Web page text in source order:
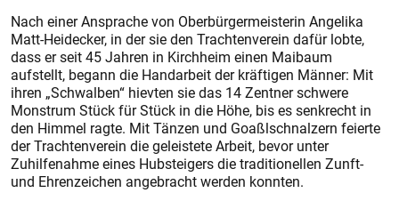
Nach einer Ansprache von Oberbürgermeisterin Angelika
Matt-Heidecker, in der sie den Trachtenverein dafür lobte,
dass er seit 45 Jahren in Kirchheim einen Maibaum
aufstellt, begann die Handarbeit der kräftigen Männer: Mit
ihren „Schwalben“ hievten sie das 14 Zentner schwere
Monstrum Stück für Stück in die Höhe, bis es senkrecht in
den Himmel ragte. Mit Tänzen und Goaßlschnalzern feierte
der Trachtenverein die geleistete Arbeit, bevor unter
Zuhilfenahme eines Hubsteigers die traditionellen Zunft-
und Ehrenzeichen angebracht werden konnten.